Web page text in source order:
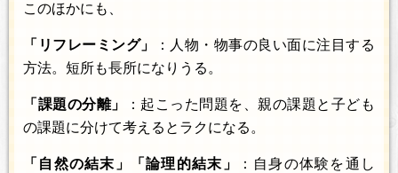
このほかにも、
「リフレーミング」
：人物・物事の良い面に注目する
方法。短所も長所になりうる。
「課題の分離」
：起こった問題を、親の課題と子ども
の課題に分けて考えるとラクになる。
「自然の結末」「論理的結末」
：自身の体験を通し